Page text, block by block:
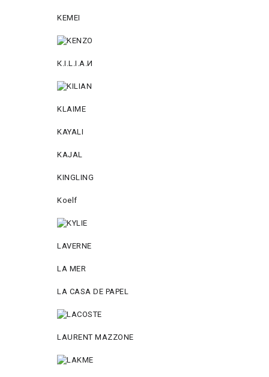
KEMEI
К.I.L.I.А.И
KLAIME
KAYALI
KAJAL
KINGLING
Koelf
LAVERNE
LA MER
LA CASA DE PAPEL
LAURENT MAZZONE